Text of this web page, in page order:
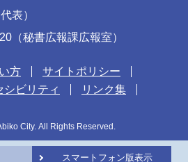
表）
（秘書広報課広報室）
方
サイトポリシー
シビリティ
リンク集
City. All Rights Reserved.
スマートフォン版表示